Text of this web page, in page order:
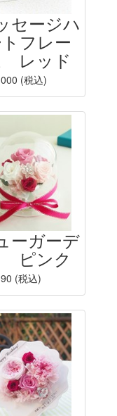
セージハ
フレー
レッド
(税込)
ーガーデ
ピンク
(税込)